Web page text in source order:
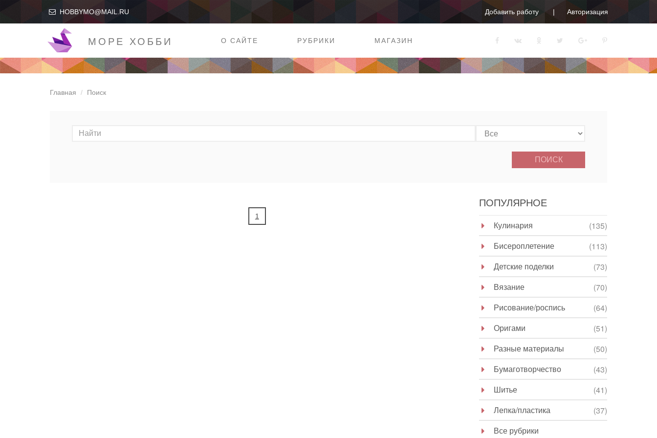
HOBBYMO@MAIL.RU Добавить работу Авторизация
МОРЕ ХОББИ О САЙТЕ РУБРИКИ МАГАЗИН
Главная Поиск
ПОИСК
1
ПОПУЛЯРНОЕ
Кулинария
(135)
Бисероплетение
(113)
Детские поделки
(73)
Вязание
(70)
Рисование/роспись
(64)
Оригами
(51)
Разные материалы
(50)
Бумаготворчество
(43)
Шитье
(41)
Лепка/пластика
(37)
Все рубрики